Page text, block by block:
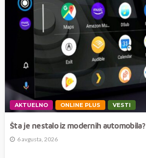
AKTUELNO ONLINE PLUS VESTI
Šta je nestalo iz modernih automobila?
6 avgusta, 2026